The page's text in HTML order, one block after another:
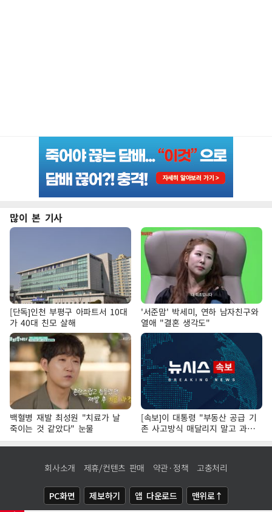
많이 본 기사
[단독]인천 부평구 아파트서 10대
가 40대 친모 살해
'서준맘' 박세미, 연하 남자친구와
열애 "결혼 생각도"
백혈병 재발 최성원 "치료가 날
죽이는 것 같았다" 눈물
[속보]이 대통령 "부동산 공급 기
존 사고방식 매달리지 말고 과감
히 실천"
회사소개 제휴/컨텐츠 판매 약관·정책 고충처리
PC화면 제보하기 앱 다운로드 맨위로↑